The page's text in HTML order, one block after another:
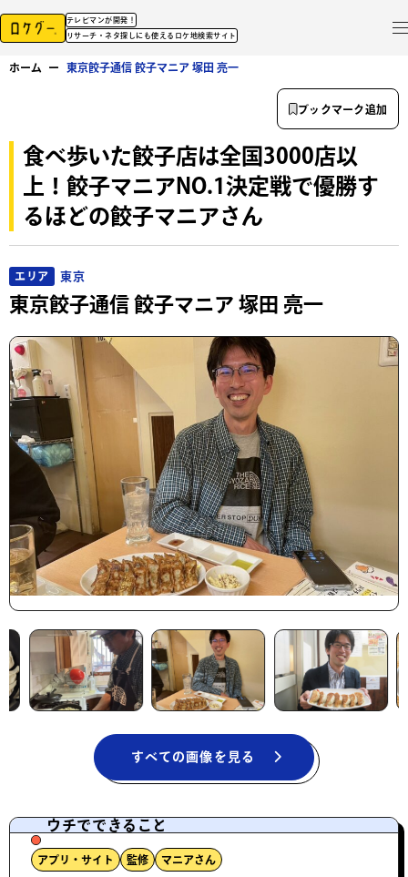
テレビマンが開発！
リサーチ・ネタ探しにも使えるロケ地検索サイト
ホーム ー 東京餃子通信 餃子マニア 塚田 亮一
食べ歩いた餃子店は全国3000店以
上！餃子マニアNO.1決定戦で優勝す
るほどの餃子マニアさん
エリア 東京
東京餃子通信 餃子マニア 塚田 亮一
すべての画像を見る
ウチでできること
アプリ・サイト 監修 マニアさん
ブックマーク追加